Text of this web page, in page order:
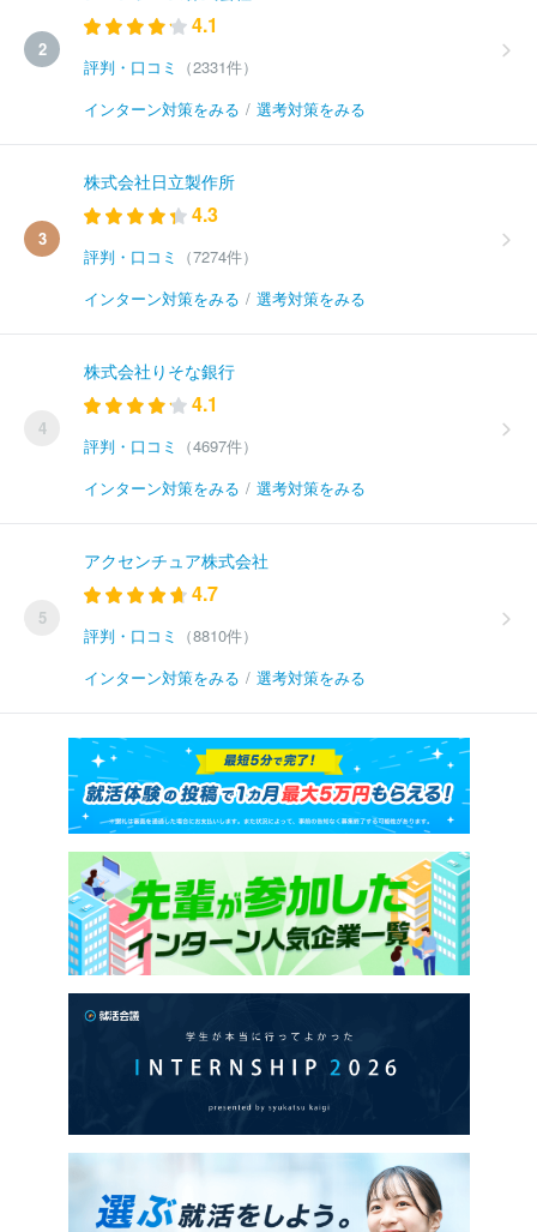
2
4.1
評判・口コミ
（2331件）
インターン対策をみる / 選考対策をみる
3
株式会社日立製作所
4.3
評判・口コミ
（7274件）
インターン対策をみる / 選考対策をみる
4
株式会社りそな銀行
4.1
評判・口コミ
（4697件）
インターン対策をみる / 選考対策をみる
5
アクセンチュア株式会社
4.7
評判・口コミ
（8810件）
インターン対策をみる / 選考対策をみる